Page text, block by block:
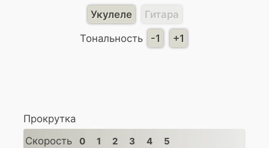
Укулеле
Гитара
Тональность
-1 +1
Прокрутка
Скорость
0 1 2 3 4 5